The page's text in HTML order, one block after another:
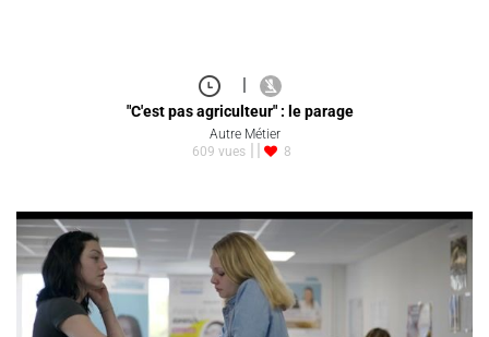
|
"C'est pas agriculteur" : le parage
Autre Métier
609 vues
8